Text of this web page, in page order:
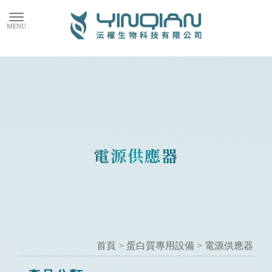
電源供應器
首頁> 蛋白質專用設備> 電源供應器